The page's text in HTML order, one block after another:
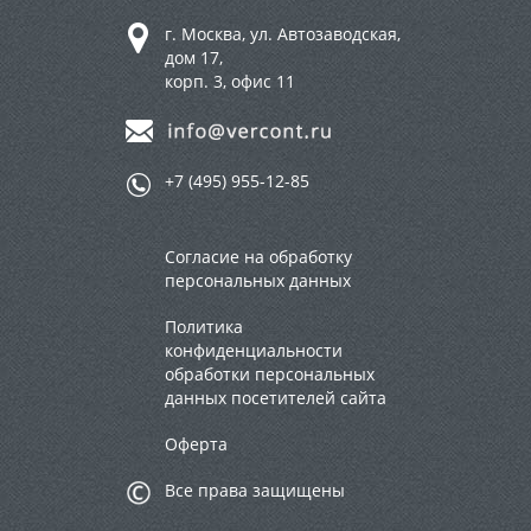
г. Москва, ул. Автозаводская,
дом 17,
корп. 3, офис 11
+7 (495) 955-12-85
Согласие на обработку
персональных данных
Политика
конфиденциальности
обработки персональных
данных посетителей сайта
Оферта
Все права защищены